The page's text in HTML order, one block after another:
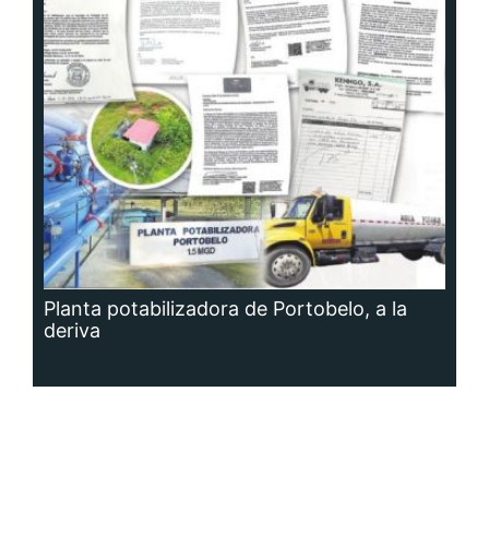
Planta potabilizadora de Portobelo, a la
deriva